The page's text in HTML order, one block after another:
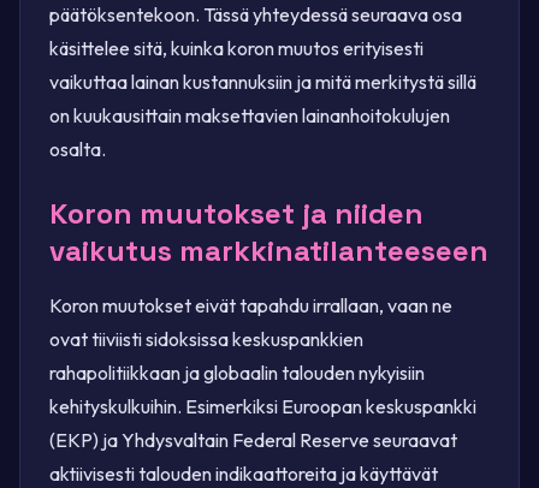
päätöksentekoon. Tässä yhteydessä seuraava osa
käsittelee sitä, kuinka koron muutos erityisesti
vaikuttaa lainan kustannuksiin ja mitä merkitystä sillä
on kuukausittain maksettavien lainanhoitokulujen
osalta.
Koron muutokset ja niiden
vaikutus markkinatilanteeseen
Koron muutokset eivät tapahdu irrallaan, vaan ne
ovat tiiviisti sidoksissa keskuspankkien
rahapolitiikkaan ja globaalin talouden nykyisiin
kehityskulkuihin. Esimerkiksi Euroopan keskuspankki
(EKP) ja Yhdysvaltain Federal Reserve seuraavat
aktiivisesti talouden indikaattoreita ja käyttävät